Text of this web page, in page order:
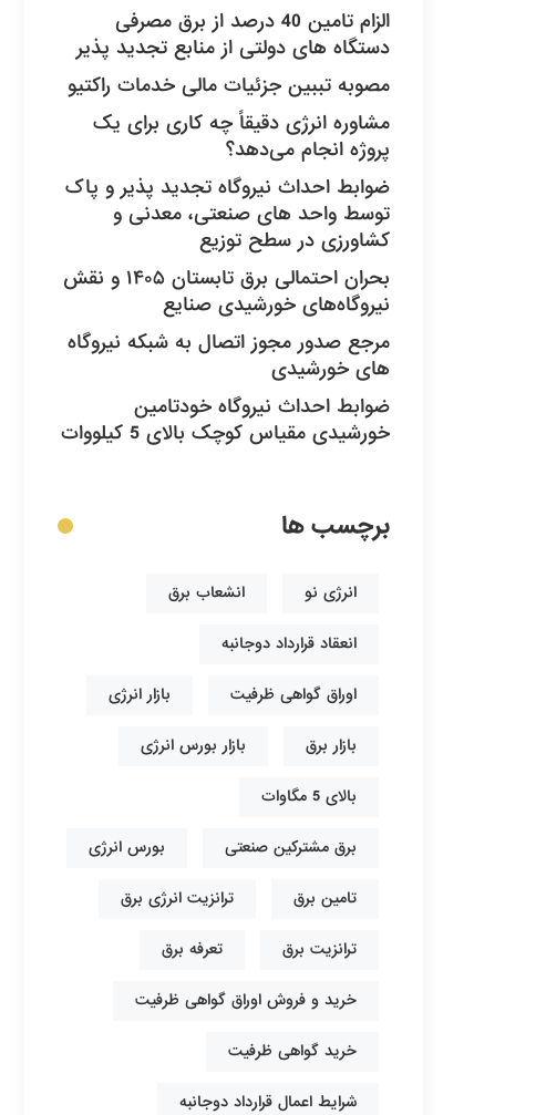
الزام تامین 40 درصد از برق مصرفی
دستگاه های دولتی از منابع تجدید پذیر
مصوبه تببین جزئیات مالی خدمات راکتیو
مشاوره انرژی دقیقاً چه کاری برای یک
پروژه انجام می‌دهد؟
ضوابط احداث نیروگاه تجدید پذیر و پاک
توسط واحد های صنعتی، معدنی و
کشاورزی در سطح توزیع
بحران احتمالی برق تابستان ۱۴۰۵ و نقش
نیروگاه‌های خورشیدی صنایع
مرجع صدور مجوز اتصال به شبکه نیروگاه
های خورشیدی
ضوابط احداث نیروگاه خودتامین
خورشیدی مقیاس کوچک بالای 5 کیلووات
برچسب ها
انرژی نو انشعاب برق
انعقاد قرارداد دوجانبه
اوراق گواهی ظرفیت بازار انرژی
بازار برق بازار بورس انرژی
بالای 5 مگاوات
برق مشترکین صنعتی بورس انرژی
تامین برق ترانزیت انرژی برق
ترانزیت برق تعرفه برق
خرید و فروش اوراق گواهی ظرفیت
خرید گواهی ظرفیت
شرایط اعمال قرارداد دوجانبه